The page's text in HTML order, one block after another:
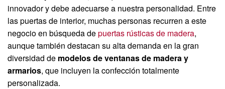
innovador y debe adecuarse a nuestra personalidad. Entre
las puertas de interior, muchas personas recurren a este
negocio en búsqueda depuertas rústicas de madera,
aunque también destacan su alta demanda en la gran
diversidad de modelos de ventanas de madera y
armarios, que incluyen la confección totalmente
personalizada.